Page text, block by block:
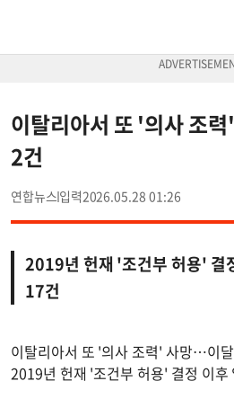
이탈리아서 또 '의사 조
2건
연합뉴스 2026.05.28 01:26
2019년 헌재 '조건부 허용' 결
17건
이탈리아서 또 '의사 조력' 사망…이
2019년 헌재 '조건부 허용' 결정 이